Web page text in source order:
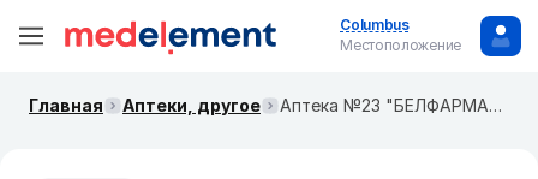
Columbus
Местоположение
Главная Аптеки, другое Аптека №23 "БЕЛФАРМАЦИЯ"